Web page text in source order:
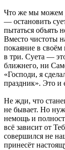
Что же мы можем
— остановить
пытаться объять
Вместо чистоты
покаяние в своём
в три. Суета —
ближнего, ни
«Господи, я
праздник». Это и
Не жди, что
не бывает. Но
немощь и
всё зависит от
совершился не
принесёт